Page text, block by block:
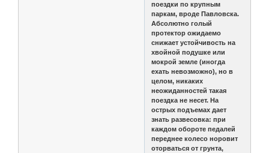
поездки по крупным
паркам, вроде Павловска.
Абсолютно голый
протектор ожидаемо
снижает устойчивость на
хвойной подушке или
мокрой земле (иногда
ехать невозможно), но в
целом, никаких
неожиданностей такая
поездка не несет. На
острых подъемах дает
знать развесовка: при
каждом обороте педалей
переднее колесо норовит
оторваться от грунта,